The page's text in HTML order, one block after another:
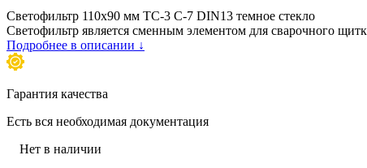
Светофильтр 110х90 мм ТС-3 С-7 DIN13 темное стекло
Светофильтр является сменным элементом для сварочного
Подробнее в описании ↓
Гарантия качества
Есть вся необходимая документация
Нет в наличии